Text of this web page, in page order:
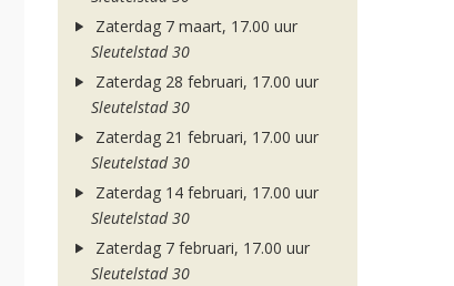
Zaterdag 7 maart, 17.00 uur
Sleutelstad 30
Zaterdag 28 februari, 17.00 uur
Sleutelstad 30
Zaterdag 21 februari, 17.00 uur
Sleutelstad 30
Zaterdag 14 februari, 17.00 uur
Sleutelstad 30
Zaterdag 7 februari, 17.00 uur
Sleutelstad 30